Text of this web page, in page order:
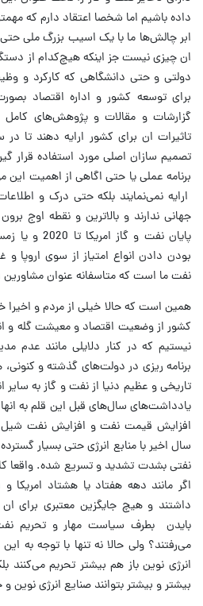
داده باشیم اما شخصا اعتقاد دارم که
ابر چالش‌ها ما با یک اسیب بزرگ ملی
ان چیزی نیست جز اینکه هیچ‌کدام از
دولتی و حتی دانشگاهی که کارکرد و
برای توسعه کشور و اداره اقتصاد
گزارشات و مقالات و پژوهش‌های کامل
تاثیرات ان برای کشور ارایه دهند تا
تصمیم سازان اصلی مورد استفاده قرار
برنامه عملی یا حتی اگاهی از اهمیت
ارایه نمی‌نمایند بلکه حتی درک و
جهانی ندارند و بالاترین و نقطه اوج
پایان نفت و
بودن دادن انواع امتیاز از سوی اروپا و
نفت ما است که متاسفانه عنوان مشاورین
همین است که حالا خیلی از مردم و
کشور از وضعیت اقتصاد و معیشت گله و
نیستیم که در کنار دلایلی مانند عدم
برنامه ریزی در دولت‌های گذشته و
تاریخی و عظیم دنیا از نفت و گاز به
افزایش قیمت نفت و افزایش نفت شیل
سال اخیر با منابع انرژی حتی بسیار
نفتی بشدت تشدید و تسریع شده. واقعا
اگر مانند دهه هفتاد یا هشتاد امریکا و
داشتند و هیچ جایگزین معتبری برای ان
بایدن بطرف سیاست مهار و تحریم
می‌رفتند؟ ولی حالا نه تنها با توجه به
انرژی نوین باز هم بیشتر تحریم می‌کنند
بیشتر و بیشتر بتوانند صنایع انرژی